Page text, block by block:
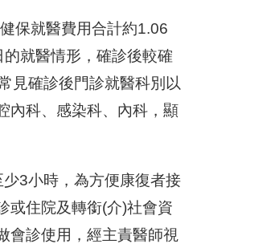
保就醫費用合計約1.06
就醫情形，確診後較確
見確診後門診就醫科別以
內科、感染科、內科，顯
3小時，為方便康復者接
或住院及轉銜(介)社會資
會診使用，經主責醫師視